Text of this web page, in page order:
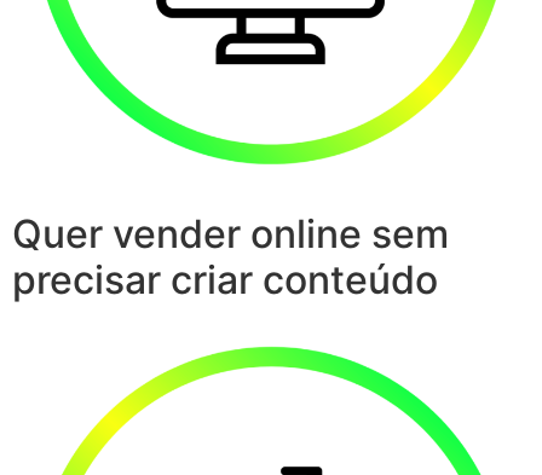
Quer vender online sem
precisar criar conteúdo